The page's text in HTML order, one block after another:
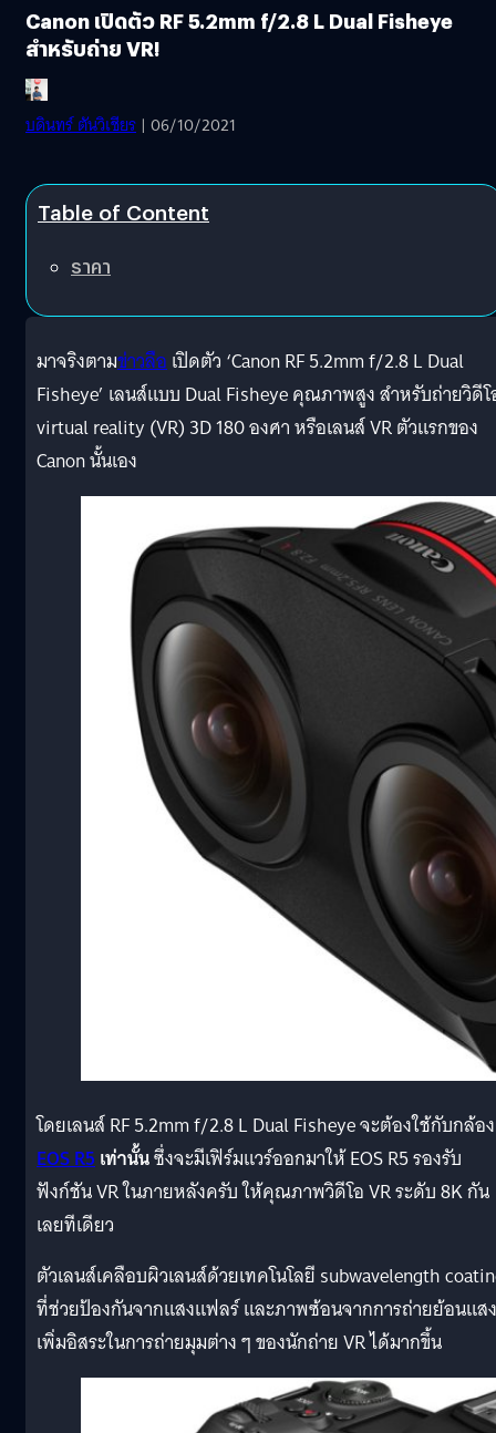
Canon เปิดตัว RF 5.2mm f/2.8 L Dual Fisheye
สำหรับถ่าย VR!
บดินทร์ ตันวิเชียร | 06/10/2021
Table of Content
ราคา
มาจริงตามข่าวลือเปิดตัว ‘Canon RF 5.2mm f/2.8 L Dual
Fisheye’ เลนส์แบบ Dual Fisheye คุณภาพสูง สำหรับถ่ายวิดี
virtual reality (VR) 3D 180 องศา หรือเลนส์ VR ตัวแรกของ
Canon นั้นเอง
โดยเลนส์ RF 5.2mm f/2.8 L Dual Fisheye จะต้องใช้กับกล้อง
EOS R5เท่านั้นซึ่งจะมีเฟิร์มแวร์ออกมาให้ EOS R5 รองรับ
ฟังก์ชัน VR ในภายหลังครับ ให้คุณภาพวิดีโอ VR ระดับ 8K กัน
เลยทีเดียว
ตัวเลนส์เคลือบผิวเลนส์ด้วยเทคโนโลยี subwavelength
ที่ช่วยป้องกันจากแสงแฟลร์ และภาพซ้อนจากการถ่ายย้อนแสง
เพิ่มอิสระในการถ่ายมุมต่าง ๆ ของนักถ่าย VR ได้มากขึ้น